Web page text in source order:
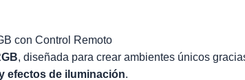
con Control Remoto
, diseñada para crear ambientes únicos
efectos de iluminación.